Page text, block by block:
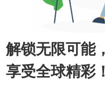
解锁无限可能，
享受全球精彩！